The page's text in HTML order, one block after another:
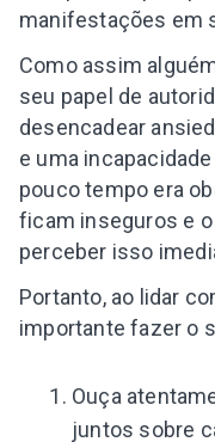
manifestações em
Como assim
seu papel de
desencadear
e uma
pouco tempo era
ficam inseguros e
perceber isso
Portanto, ao lidar
importante fazer o
Ouça
juntos sobre